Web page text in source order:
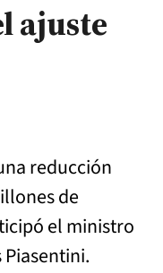
ajuste
reducción
de
el ministro
Piasentini.